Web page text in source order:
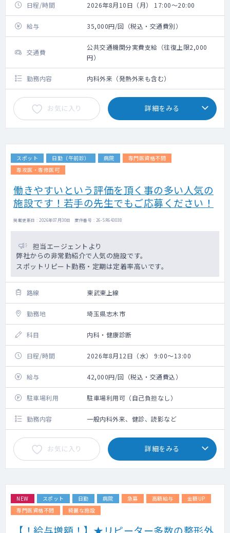
日程/時間 2026年8月10日（月） 17:00～20:00
給与 35,000円/回（税込・交通費別）
交通費
公共交通機関分実費支給（往復上限2,000
円）
勤務内容 内科外来（発熱外来も含む）
お気に入り 詳細をみる
スポット 日勤（午前診） 病院
専門医資格不問
専攻医・専修医可
働きやすいという評価を頂く事の多い人気の
施設です！若手の先生でもご応募ください！
掲載更新日 : 2026年07月30日 案件番号 : 26-SR643038
担当エージェントより
弊社からの非常勤紹介で人気の施設です。
スポットリピート勤務・定期は定着率高いです。
路線 東武東上線
勤務地 埼玉県志木市
科目 内科・健康診断
日程/時間 2026年8月12日（水） 9:00～13:00
給与 42,000円/回（税込・交通費込）
駐車場利用 駐車場利用可（自己負担なし）
勤務内容 一般内科外来、健診、読影など
お気に入り 詳細をみる
NEW スポット 日勤 病院 急募 高額給与
金額UP
専門医資格不問
綺麗な施設
【！給与増額！】★リピーター多数の整形外